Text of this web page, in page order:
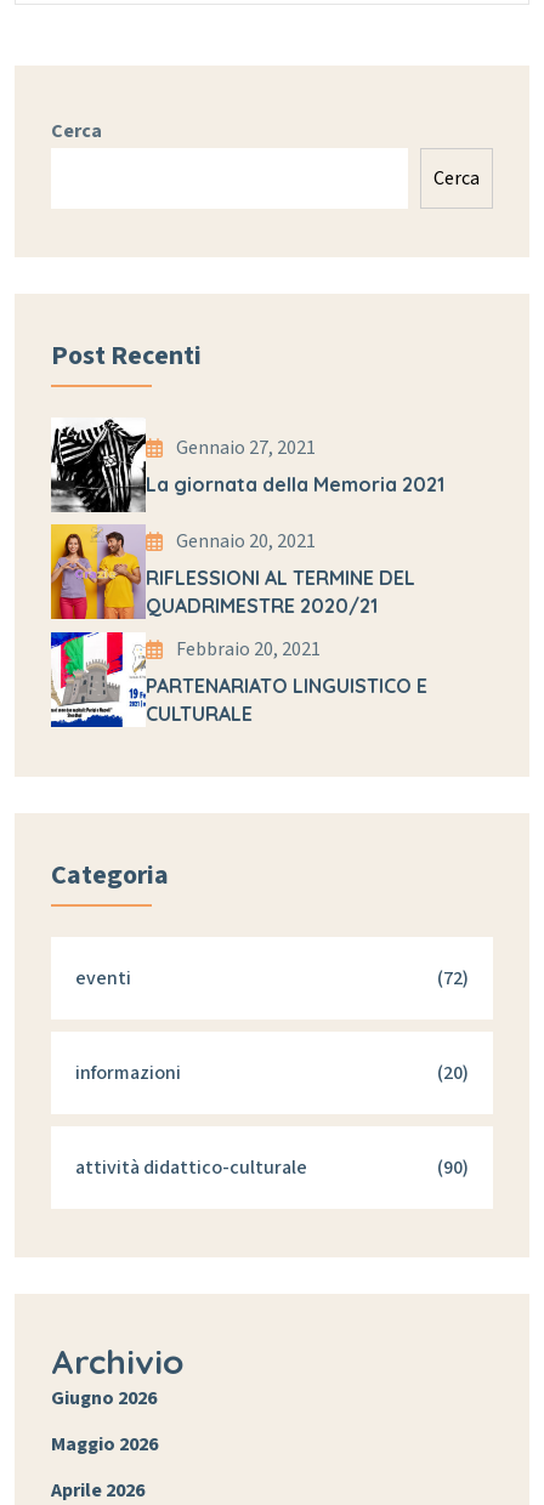
Cerca
Cerca
Post Recenti
Gennaio 27, 2021
La giornata della Memoria 2021
Gennaio 20, 2021
RIFLESSIONI AL TERMINE DEL
QUADRIMESTRE 2020/21
Febbraio 20, 2021
PARTENARIATO LINGUISTICO E
CULTURALE
Categoria
eventi (72)
informazioni (20)
attività didattico-culturale (90)
Archivio
Giugno 2026
Maggio 2026
Aprile 2026